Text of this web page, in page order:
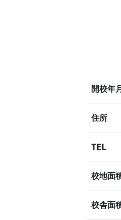
開校年
住所
TEL
校地面
校舎面